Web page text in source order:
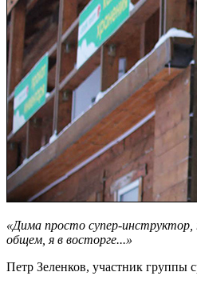
«Дима просто супер-инструктор,
общем, я в восторге...»
Петр Зеленков, участник группы